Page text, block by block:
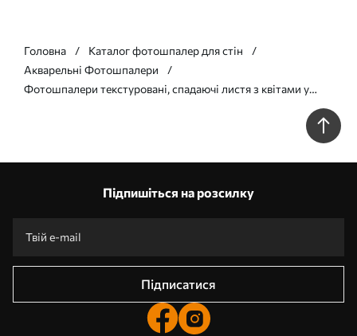
Головна
Каталог фотошпалер для стін
Акварельні Фотошпалери
Фотошпалери текстуровані, спадаючі листя з квітами у
Підпишіться на розсилку
Підписатися